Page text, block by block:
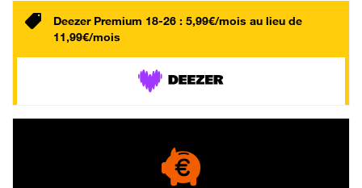
Deezer Premium 18-26 : 5,99€/mois au lieu de
11,99€/mois